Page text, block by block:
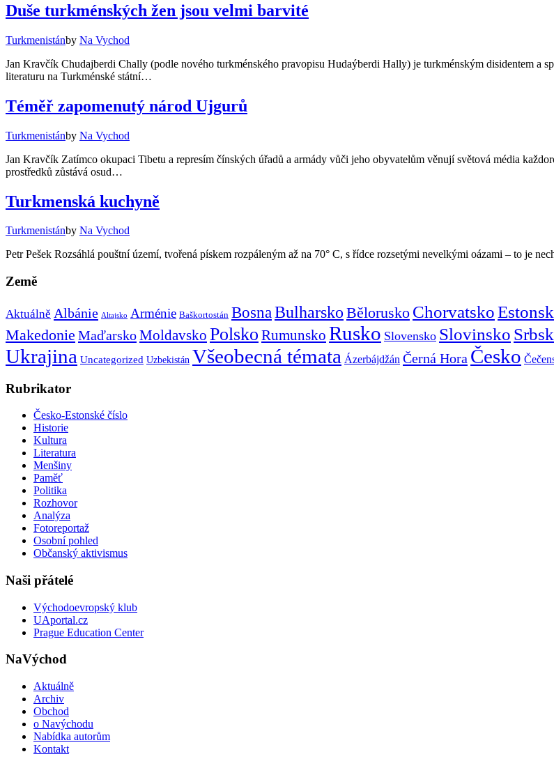
Duše turkménských žen jsou velmi barvité
Turkmenistánby Na Vychod
Jan Kravčík Chudajberdi Chally (podle nového turkménského pravopisu Hudaýberdi Hally) je turkménským disidentem a
literaturu na Turkménské státní…
Téměř zapomenutý národ Ujgurů
Turkmenistánby Na Vychod
Jan Kravčík Zatímco okupaci Tibetu a represím čínských úřadů a armády vůči jeho obyvatelům věnují světová média
prostředků zůstává osud…
Turkmenská kuchyně
Turkmenistánby Na Vychod
Petr Pešek Rozsáhlá pouštní území, tvořená pískem rozpáleným až na 70° C, s řídce rozsetými nevelkými oázami – to je
Země
Aktuálně Albánie Altajsko Arménie Baškortostán Bosna Bulharsko Bělorusko Chorvatsko
Makedonie MaďarskoMoldavsko Polsko Rumunsko Rusko Slovensko Slovinsko
Ukrajina Uncategorized Uzbekistán Všeobecná témata Ázerbájdžán Černá Hora Česko
Rubrikator
Česko-Estonské číslo
Historie
Kultura
Literatura
Menšiny
Paměť
Politika
Rozhovor
Analýza
Fotoreportaž
Osobní pohled
Občanský aktivismus
Naši přátelé
Východoevropský klub
UAportal.cz
Prague Education Center
NaVýchod
Aktuálně
Archiv
Obchod
o Navýchodu
Nabídka autorům
Kontakt